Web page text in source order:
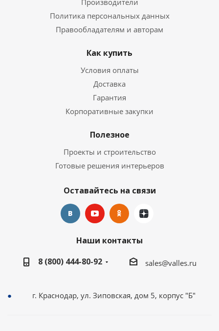
Производители
Политика персональных данных
Правообладателям и авторам
Как купить
Условия оплаты
Доставка
Гарантия
Корпоративные закупки
Полезное
Проекты и строительство
Готовые решения интерьеров
Оставайтесь на связи
Наши контакты
8 (800) 444-80-92
sales@valles.ru
г. Краснодар, ул. Зиповская, дом 5, корпус "Б"